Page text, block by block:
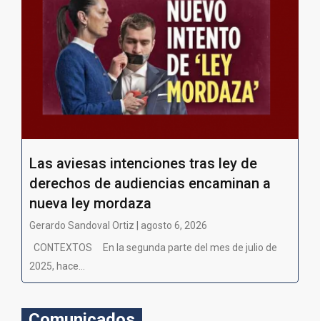
Las aviesas intenciones tras ley de
derechos de audiencias encaminan a
nueva ley mordaza
Gerardo Sandoval Ortiz | agosto 6, 2026
CONTEXTOS En la segunda parte del mes de julio de
2025, hace...